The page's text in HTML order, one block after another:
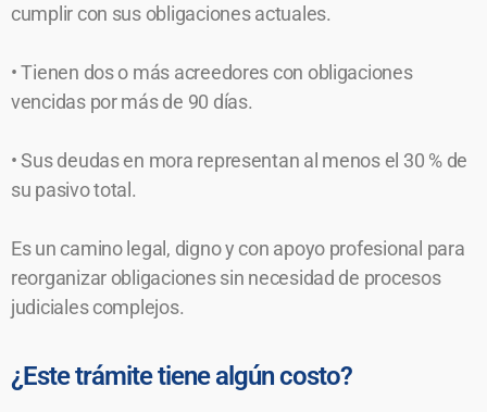
cumplir con sus obligaciones actuales.
• Tienen dos o más acreedores con obligaciones
vencidas por más de 90 días.
• Sus deudas en mora representan al menos el 30 % de
su pasivo total.
Es un camino legal, digno y con apoyo profesional para
reorganizar obligaciones sin necesidad de procesos
judiciales complejos.
¿Este trámite tiene algún costo?